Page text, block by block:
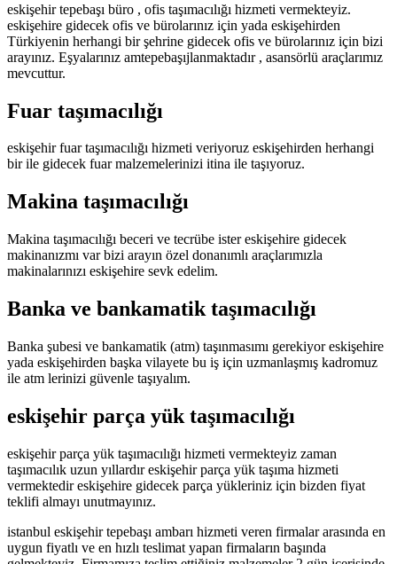
eskişehir tepebaşı büro , ofis taşımacılığı hizmeti vermekteyiz.
eskişehire gidecek ofis ve bürolarınız için yada eskişehirden
Türkiyenin herhangi bir şehrine gidecek ofis ve bürolarınız için bizi
arayınız. Eşyalarınız amtepebaşıjlanmaktadır , asansörlü araçlarımız
mevcuttur.
Fuar taşımacılığı
eskişehir fuar taşımacılığı hizmeti veriyoruz eskişehirden herhangi
bir ile gidecek fuar malzemelerinizi itina ile taşıyoruz.
Makina taşımacılığı
Makina taşımacılığı beceri ve tecrübe ister eskişehire gidecek
makinanızmı var bizi arayın özel donanımlı araçlarımızla
makinalarınızı eskişehire sevk edelim.
Banka ve bankamatik taşımacılığı
Banka şubesi ve bankamatik (atm) taşınmasımı gerekiyor eskişehire
yada eskişehirden başka vilayete bu iş için uzmanlaşmış kadromuz
ile atm lerinizi güvenle taşıyalım.
eskişehir parça yük taşımacılığı
eskişehir parça yük taşımacılığı hizmeti vermekteyiz zaman
taşımacılık uzun yıllardır eskişehir parça yük taşıma hizmeti
vermektedir eskişehire gidecek parça yükleriniz için bizden fiyat
teklifi almayı unutmayınız.
istanbul eskişehir tepebaşı ambarı hizmeti veren firmalar arasında en
uygun fiyatlı ve en hızlı teslimat yapan firmaların başında